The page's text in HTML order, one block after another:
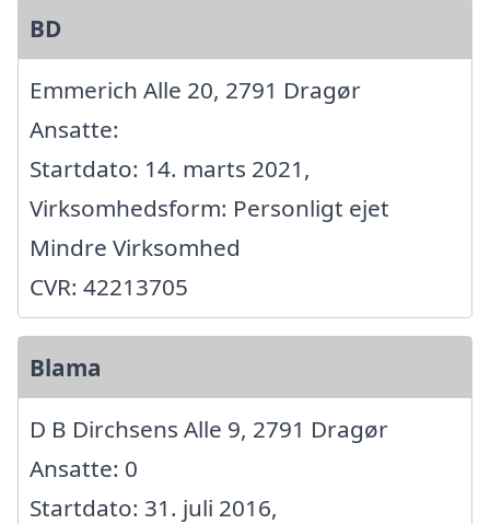
BD
Emmerich Alle 20, 2791 Dragør
Ansatte:
Startdato: 14. marts 2021,
Virksomhedsform: Personligt ejet
Mindre Virksomhed
CVR: 42213705
Blama
D B Dirchsens Alle 9, 2791 Dragør
Ansatte: 0
Startdato: 31. juli 2016,